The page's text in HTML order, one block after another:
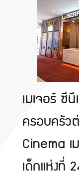
เมเจอร์ ซี
ครอบครัว
Cinema เ
เด็กแห่งที่